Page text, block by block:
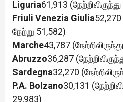
Liguria61,913
Friuli Venezia Giulia52,270
நேற்று 51,582)
Marche43,787
Abruzzo36,287
Sardegna32,270
P.A. Bolzano30,131
29,983)